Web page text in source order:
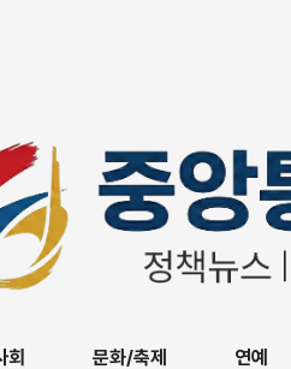
회 문화/축제 연예